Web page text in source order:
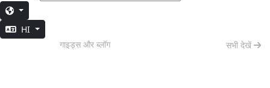
HI
गाइड्स और ब्लॉग सभी देखें